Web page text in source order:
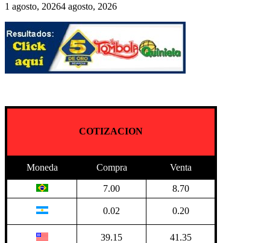
1 agosto, 20264 agosto, 2026
COTIZACION
Moneda Compra Venta
7.00 8.70
0.02 0.20
39.15 41.35